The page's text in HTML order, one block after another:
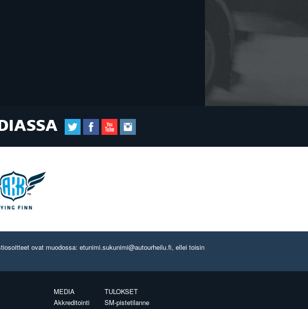
ovat muodossa: etunimi.sukunimi@autourheilu.fi, ellei toisin
MEDIA
Akkreditointi
TULOKSET
SM-pistetilanne